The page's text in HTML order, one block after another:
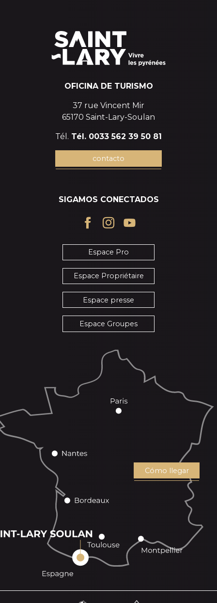
OFICINA DE TURISMO
37 rue Vincent Mir
65170 Saint-Lary-Soulan
Tél. Tél. 0033 562 39 50 81
contacto
SIGAMOS CONECTADOS
Espace Pro
Espace Propriétaire
Espace presse
Espace Groupes
Cómo llegar